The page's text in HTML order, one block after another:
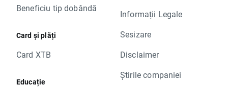
Beneficiu tip dobândă
Card și plăți
Card XTB
Educație
Informații Legale
Sesizare
Disclaimer
Știrile companiei